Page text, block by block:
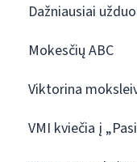
Dažniausiai
Mokesčių ABC
Viktorina
VMI kviečia į